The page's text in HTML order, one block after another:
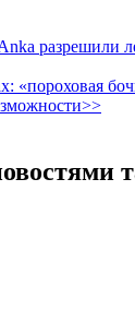
разрешили
«пороховая